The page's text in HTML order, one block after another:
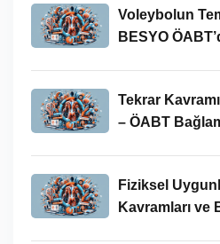
Voleybolun
BESYO
Tekrar
– ÖABT
Fiziksel
Kavramları ve